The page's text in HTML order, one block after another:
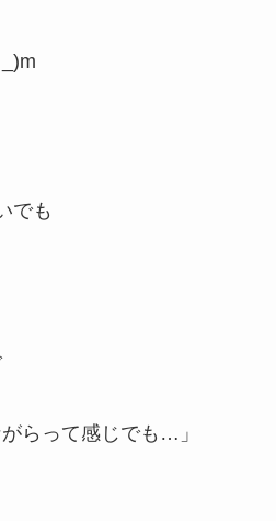
でも
らって感じでも…」